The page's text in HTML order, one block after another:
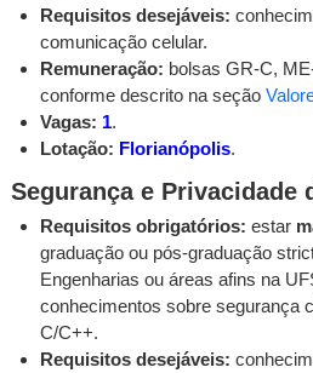
Requisitos desejáveis:
comunicação celular.
Remuneração: bolsas GR-C,
conforme descrito na seção
Vagas: 1.
Lotação: Florianópolis.
Segurança e Privacidade
Requisitos obrigatórios: estar
graduação ou pós-graduação
Engenharias ou áreas afins na
conhecimentos sobre segurança
C/C++.
Requisitos desejáveis: